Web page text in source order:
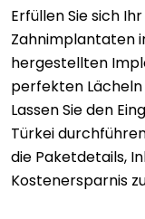
Erfüllen Sie sich
Zahnimplantaten
hergestellten
perfekten
Lassen Sie den
Türkei
die Paketdetails,
Kostenersparnis